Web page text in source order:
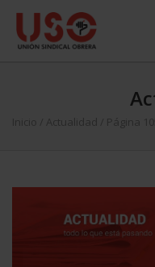
Inicio Actualidad / Página 105